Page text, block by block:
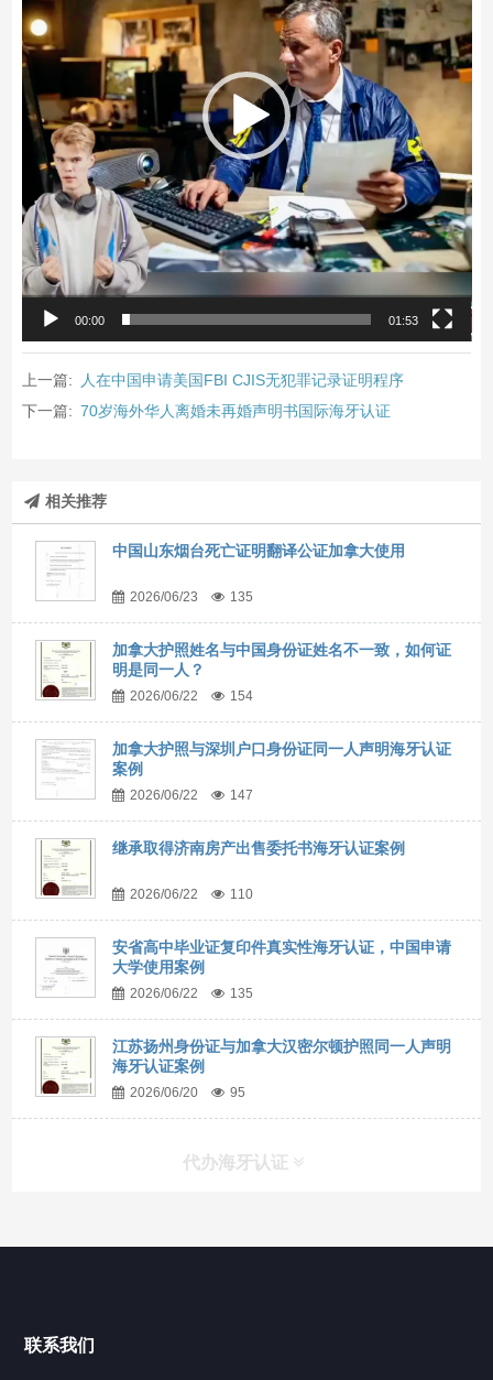
器
00:00 01:53
上一篇:
人在中国申请美国FBI CJIS无犯罪记录证明程序
下一篇: 70岁海外华人离婚未再婚声明书国际海牙认证
相关推荐
中国山东烟台死亡证明翻译公证加拿大使用
2026/06/23 135
加拿大护照姓名与中国身份证姓名不一致，如何证
明是同一人？
2026/06/22 154
加拿大护照与深圳户口身份证同一人声明海牙认证
案例
2026/06/22 147
继承取得济南房产出售委托书海牙认证案例
2026/06/22 110
安省高中毕业证复印件真实性海牙认证，中国申请
大学使用案例
2026/06/22 135
江苏扬州身份证与加拿大汉密尔顿护照同一人声明
海牙认证案例
2026/06/20 95
代办海牙认证
联系我们